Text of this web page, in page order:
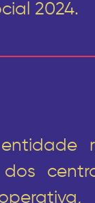
2024.